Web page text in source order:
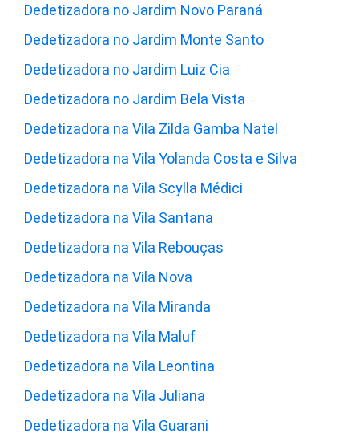
Dedetizadora no Jardim Novo Paraná
Dedetizadora no Jardim Monte Santo
Dedetizadora no Jardim Luiz Cia
Dedetizadora no Jardim Bela Vista
Dedetizadora na Vila Zilda Gamba Natel
Dedetizadora na Vila Yolanda Costa e Silva
Dedetizadora na Vila Scylla Médici
Dedetizadora na Vila Santana
Dedetizadora na Vila Rebouças
Dedetizadora na Vila Nova
Dedetizadora na Vila Miranda
Dedetizadora na Vila Maluf
Dedetizadora na Vila Leontina
Dedetizadora na Vila Juliana
Dedetizadora na Vila Guarani